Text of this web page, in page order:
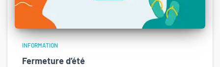
INFORMATION
Fermeture d’été